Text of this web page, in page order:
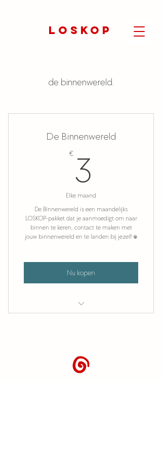
LOSKOP
de binnenwereld.
De Binnenwereld
€ 3
Elke maand
De Binnenwereld is een maandelijks
LOSKOP-pakket dat je aanmoedigt om naar
binnen te keren, contact te maken met
jouw binnenwereld en te landen bij jezelf 𖦹
Nu kopen
Toegang tot het archief met 35x demo's